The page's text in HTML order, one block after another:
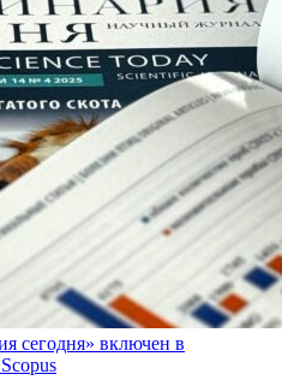
сегодня» включен в